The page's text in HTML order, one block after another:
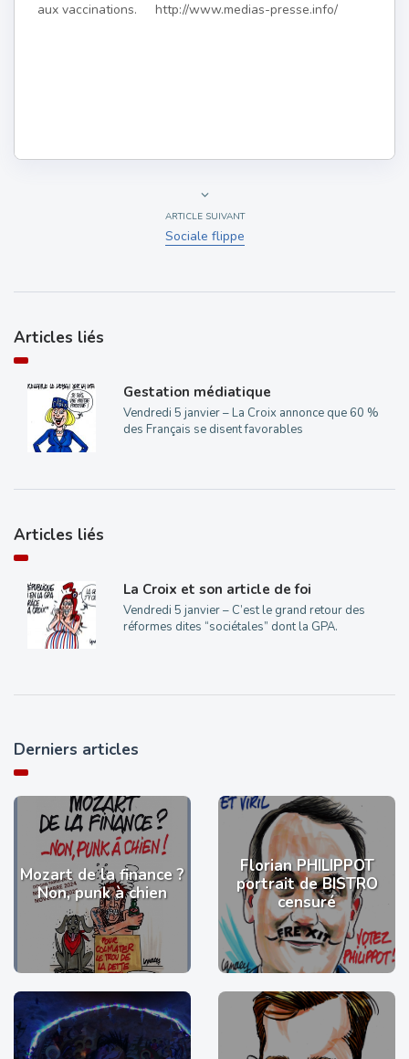
aux vaccinations. http://www.medias-presse.info/
ARTICLE SUIVANT
Sociale flippe
Articles liés
Gestation médiatique
Vendredi 5 janvier – La Croix annonce que 60 %
des Français se disent favorables
Articles liés
La Croix et son article de foi
Vendredi 5 janvier – C’est le grand retour des
réformes dites “sociétales” dont la GPA.
Derniers articles
Mozart de la finance ?
Non, punk à chien
Florian PHILIPPOT
portrait de BISTRO
censuré